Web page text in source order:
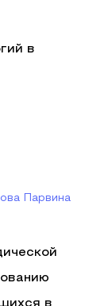
в
Парвина
в